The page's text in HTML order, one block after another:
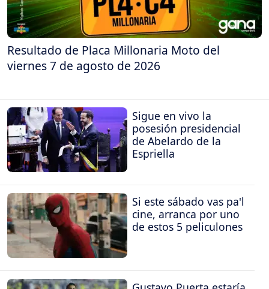
Resultado de Placa Millonaria Moto del
viernes 7 de agosto de 2026
Sigue en vivo la
posesión presidencial
de Abelardo de la
Espriella
Si este sábado vas pa'l
cine, arranca por uno
de estos 5 peliculones